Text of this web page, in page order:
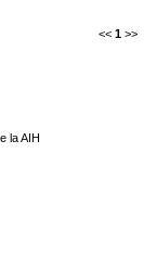
<< 1 >>
la AIH